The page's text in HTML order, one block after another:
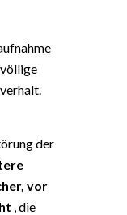
der
vor
, die